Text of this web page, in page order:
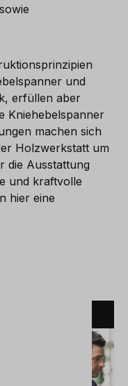
und
erfüllen aber
Kniehebelspanner
machen sich
Holzwerkstatt um
die Ausstattung
und kraftvolle
hier eine